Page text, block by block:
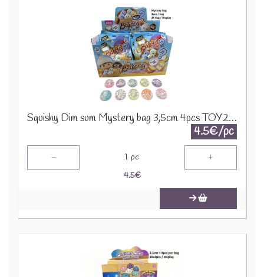
Squishy Dim sum Mystery bag 3,5cm 4pcs TOY2610-113
4.5€/pc
- 1 pc +
4.5€